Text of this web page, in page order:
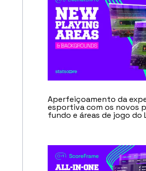
Aperfeiçoamento da
esportiva com os novos
fundo e áreas de jogo do